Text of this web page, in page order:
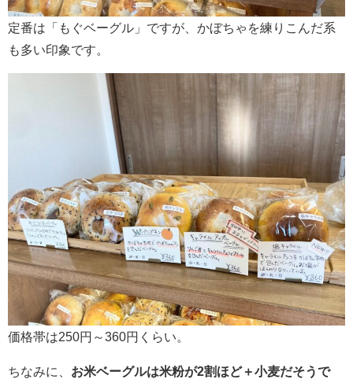
定番は「もぐベーグル」ですが、かぼちゃを練りこんだ系
も多い印象です。
価格帯は250円～360円くらい。
ちなみに、 お米ベーグルは米粉が2割ほど＋小麦だそうで